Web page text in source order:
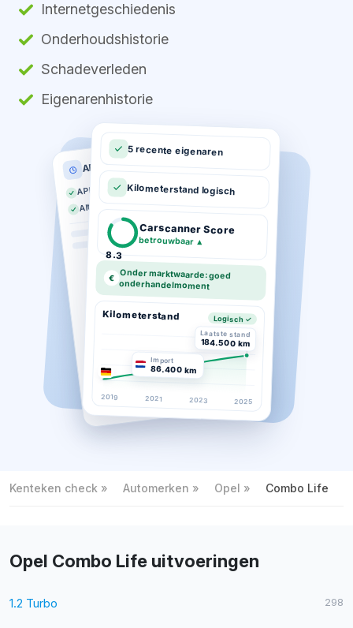
Internetgeschiedenis
Onderhoudshistorie
Schadeverleden
Eigenarenhistorie
APK historie
APK geldig tot 03-2026
Altijd op tijd gekeurd
5 recente eigenaren
Kilometerstand logisch
8.3
Carscanner Score
betrouwbaar ▲
€ Onder marktwaarde: goed
onderhandelmoment
Kilometerstand Logisch ✓
Laatste stand
184.500 km
Import
86.400 km
2019 2021 2023 2025
Kenteken check Automerken Opel Combo Life
Opel Combo Life uitvoeringen
1.2 Turbo 298